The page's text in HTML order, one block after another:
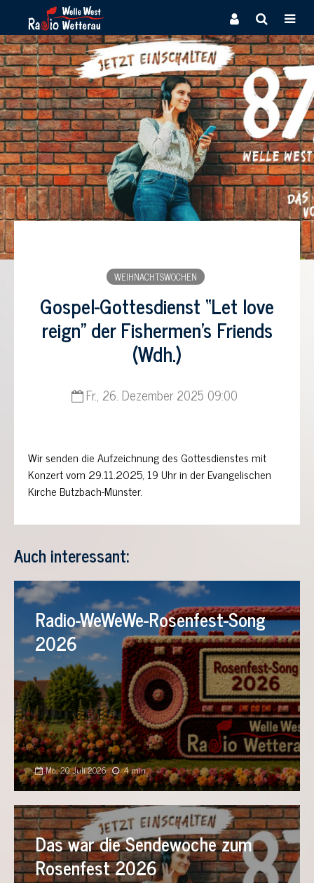
WEIHNACHTSWOCHEN
Gospel-Gottesdienst “Let love
reign” der Fishermen’s Friends
(Wdh.)
Fr., 26. Dezember 2025 09:00
Wir senden die Aufzeichnung des Gottesdienstes mit
Konzert vom 29.11.2025, 19 Uhr in der Evangelischen
Kirche Butzbach-Münster.
Auch interessant:
Radio-WeWeWe-Rosenfest-Song
2026
Mo., 20. Juli 2026 4 min
Das war die Sendewoche zum
Rosenfest 2026